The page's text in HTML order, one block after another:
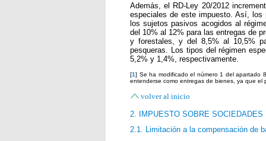
Además, el RD-Ley 20/2012
especiales de este impuesto. Así,
los sujetos pasivos acogidos al
del 10% al 12% para las entregas de
y forestales, y del 8,5% al 10,5%
pesqueras. Los tipos del régimen
5,2% y 1,4%, respectivamente.
[1] Se ha modificado el número 1 del apartado
entenderse como entregas de bienes, ya que el
volver al inicio
2. IMPUESTO SOBRE SOCIEDADES
2.1. Limitación a la compensación de